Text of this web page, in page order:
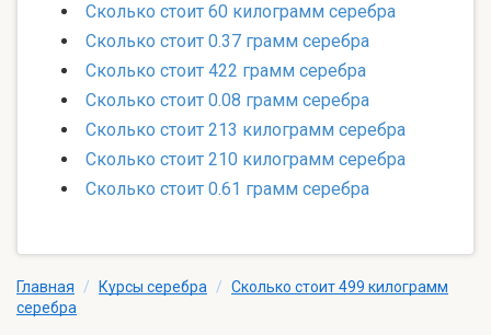
Сколько стоит 60 килограмм серебра
Сколько стоит 0.37 грамм серебра
Сколько стоит 422 грамм серебра
Сколько стоит 0.08 грамм серебра
Сколько стоит 213 килограмм серебра
Сколько стоит 210 килограмм серебра
Сколько стоит 0.61 грамм серебра
Главная / Курсы серебра / Сколько стоит 499 килограмм
серебра